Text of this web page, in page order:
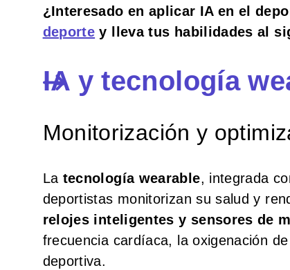
¿Interesado en aplicar IA en el
deporte y lleva tus habilidades al
IA y tecnología
Monitorización y
La tecnología wearable, integrada
deportistas monitorizan su salud y
relojes inteligentes y sensores de
frecuencia cardíaca, la oxigenación
deportiva.